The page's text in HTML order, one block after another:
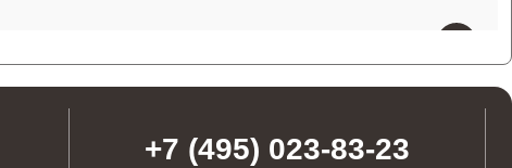
от 1100
+7 (495) 023-83-23